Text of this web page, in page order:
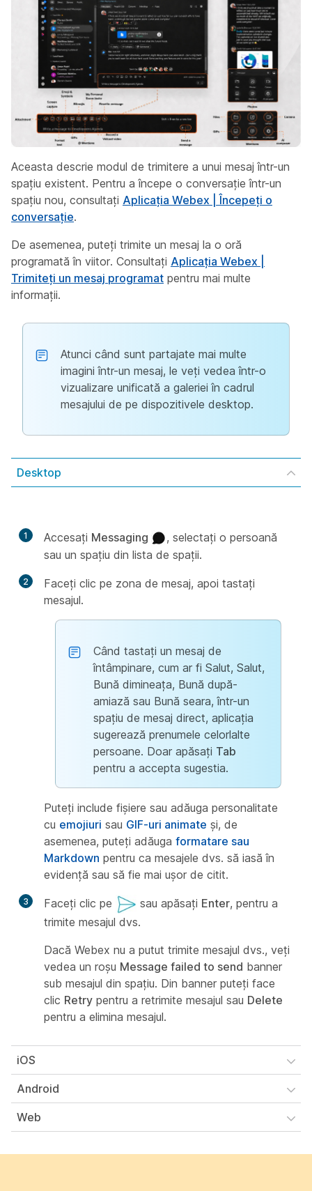
Aceasta descrie modul de trimitere a unui mesaj într-un
spațiu existent. Pentru a începe o conversație într-un
spațiu nou, consultați Aplicația Webex | Începeți o
conversație.
De asemenea, puteți trimite un mesaj la o oră
programată în viitor. Consultați Aplicația Webex |
Trimiteți un mesaj programat pentru mai multe
informații.
Atunci când sunt partajate mai multe
imagini într-un mesaj, le veți vedea într-o
vizualizare unificată a galeriei în cadrul
mesajului de pe dispozitivele desktop.
Desktop
1 Accesaţi Messaging
, selectați o persoană
sau un spațiu din lista de spații.
2
Faceți clic pe zona de mesaj, apoi tastați
mesajul.
Când tastați un mesaj de
întâmpinare, cum ar fi Salut, Salut,
Bună dimineața, Bună după-
amiază sau Bună seara, într-un
spațiu de mesaj direct, aplicația
sugerează prenumele celorlalte
persoane. Doar apăsați Tab
pentru a accepta sugestia.
Puteți include fișiere sau adăuga personalitate
cu emojiuri sau GIF-uri animate și, de
asemenea, puteți adăuga formatare sau
Markdown pentru ca mesajele dvs. să iasă în
evidență sau să fie mai ușor de citit.
3 Faceți clic pe sau apăsați Enter, pentru a
trimite mesajul dvs.
Dacă Webex nu a putut trimite mesajul dvs., veți
vedea un roșu Message failed to send banner
sub mesajul din spațiu. Din banner puteți face
clic Retry pentru a retrimite mesajul sau Delete
pentru a elimina mesajul.
iOS
Android
Web